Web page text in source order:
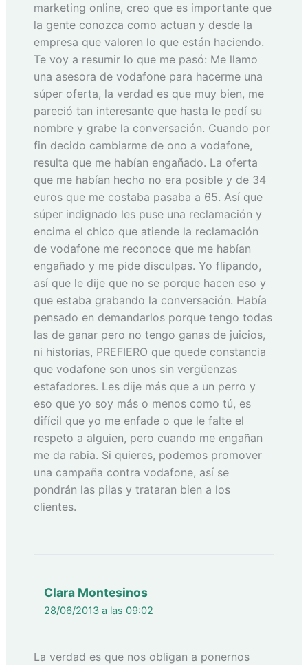
marketing online, creo que es importante que
la gente conozca como actuan y desde la
empresa que valoren lo que están haciendo.
Te voy a resumir lo que me pasó: Me llamo
una asesora de vodafone para hacerme una
súper oferta, la verdad es que muy bien, me
pareció tan interesante que hasta le pedí su
nombre y grabe la conversación. Cuando por
fin decido cambiarme de ono a vodafone,
resulta que me habían engañado. La oferta
que me habían hecho no era posible y de 34
euros que me costaba pasaba a 65. Así que
súper indignado les puse una reclamación y
encima el chico que atiende la reclamación
de vodafone me reconoce que me habían
engañado y me pide disculpas. Yo flipando,
así que le dije que no se porque hacen eso y
que estaba grabando la conversación. Había
pensado en demandarlos porque tengo todas
las de ganar pero no tengo ganas de juicios,
ni historias, PREFIERO que quede constancia
que vodafone son unos sin vergüenzas
estafadores. Les dije más que a un perro y
eso que yo soy más o menos como tú, es
difícil que yo me enfade o que le falte el
respeto a alguien, pero cuando me engañan
me da rabia. Si quieres, podemos promover
una campaña contra vodafone, así se
pondrán las pilas y trataran bien a los
clientes.
Clara Montesinos
28/06/2013 a las 09:02
La verdad es que nos obligan a ponernos